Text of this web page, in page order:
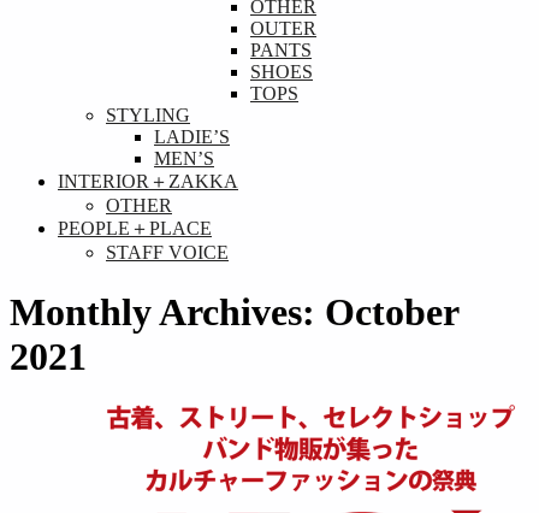
OTHER
OUTER
PANTS
SHOES
TOPS
STYLING
LADIE’S
MEN’S
INTERIOR＋ZAKKA
OTHER
PEOPLE＋PLACE
STAFF VOICE
Monthly Archives: October
2021